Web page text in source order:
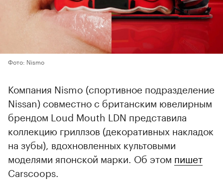
Фото: Nismo
Компания Nismo (спортивное подразделение
Nissan) совместно с британским ювелирным
брендом Loud Mouth LDN представила
коллекцию гриллзов (декоративных накладок
на зубы), вдохновленных культовыми
моделями японской марки. Об этом пишет
Carscoops.